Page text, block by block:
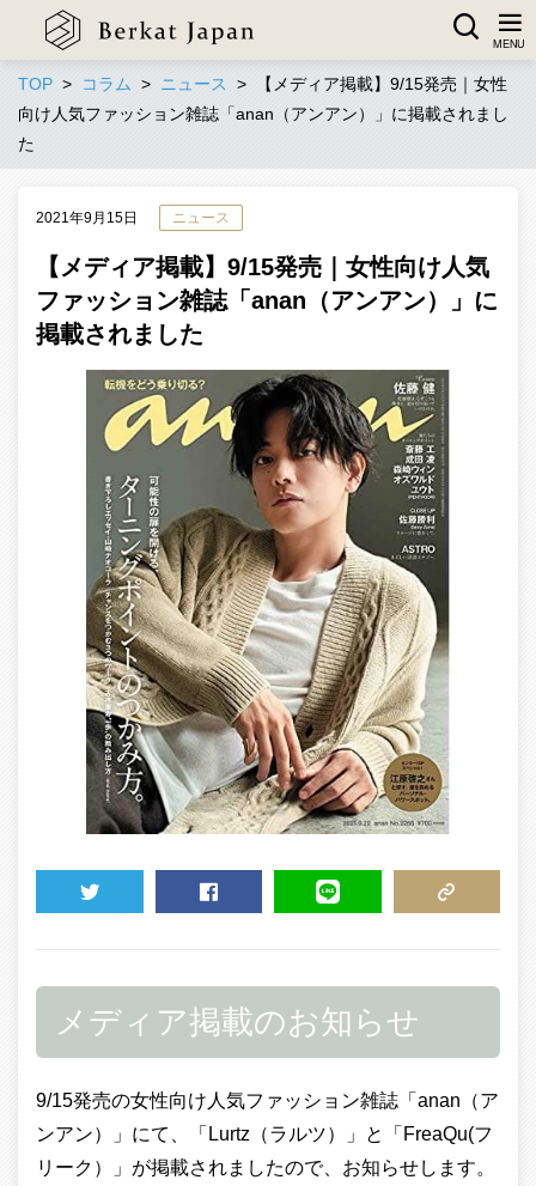
TOP コラム ニュース
【メディア掲載】9/15発売｜女性
向け人気ファッション雑誌「anan（アンアン）」に掲載されまし
た
2021年9月15日 ニュース
【メディア掲載】9/15発売｜女性向け人気
ファッション雑誌「anan（アンアン）」に
掲載されました
メディア掲載のお知らせ
9/15発売の女性向け人気ファッション雑誌「anan（ア
ンアン）」にて、「Lurtz（ラルツ）」と「FreaQu(フ
リーク）」が掲載されましたので、お知らせします。